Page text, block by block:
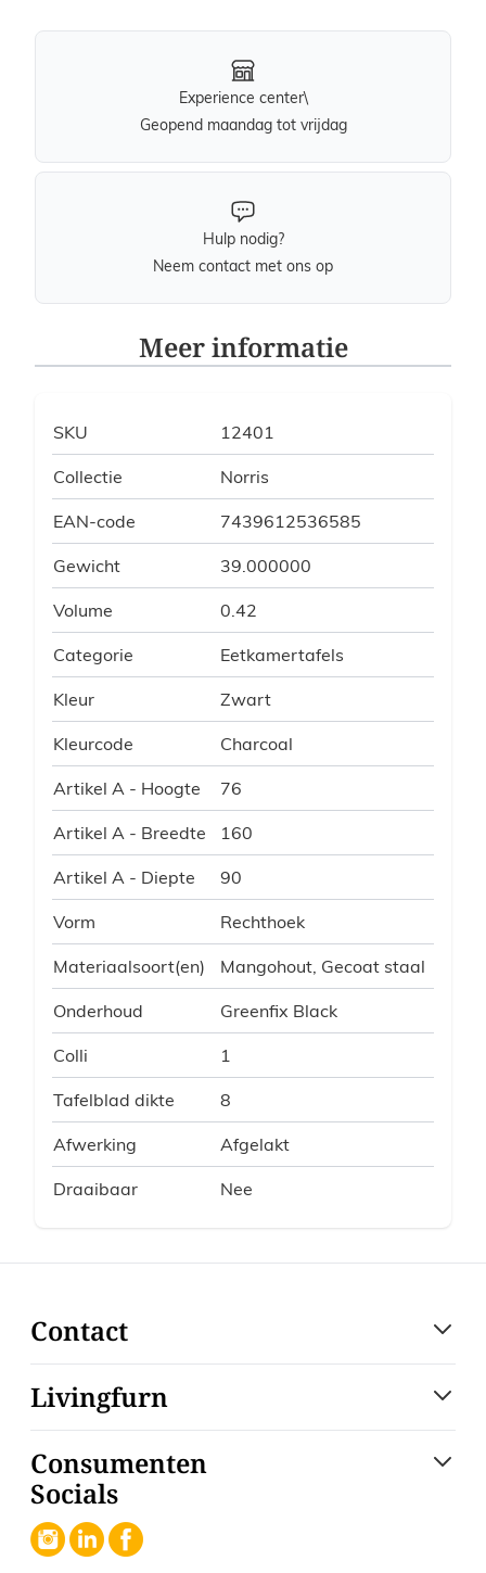
Experience center\
Geopend maandag tot vrijdag
Hulp nodig?
Neem contact met ons op
Meer informatie
SKU 12401
Collectie Norris
EAN-code 7439612536585
Gewicht 39.000000
Volume 0.42
Categorie Eetkamertafels
Kleur Zwart
Kleurcode Charcoal
Artikel A - Hoogte 76
Artikel A - Breedte 160
Artikel A - Diepte 90
Vorm Rechthoek
Materiaalsoort(en) Mangohout, Gecoat staal
Onderhoud Greenfix Black
Colli 1
Tafelblad dikte 8
Afwerking Afgelakt
Draaibaar Nee
Contact
Livingfurn
Consumenten
Socials